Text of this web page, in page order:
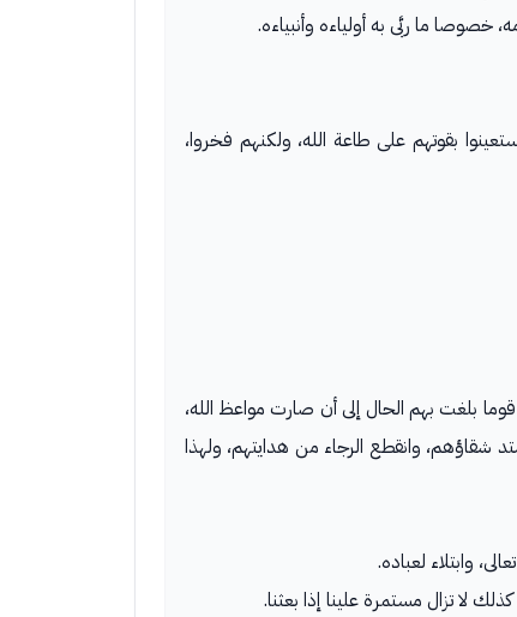
خصوصا ما ربَّى به أولياءه وأنبياءه.
بقوتهم على طاعة الله، ولكنهم فخروا،
بلغت بهم الحال إلى أن صارت مواعظ الله،
شقاؤهم، وانقطع الرجاء من هدايتهم، ولهذا
وابتلاء لعباده.
لا تزال مستمرة علينا إذا بعثنا.